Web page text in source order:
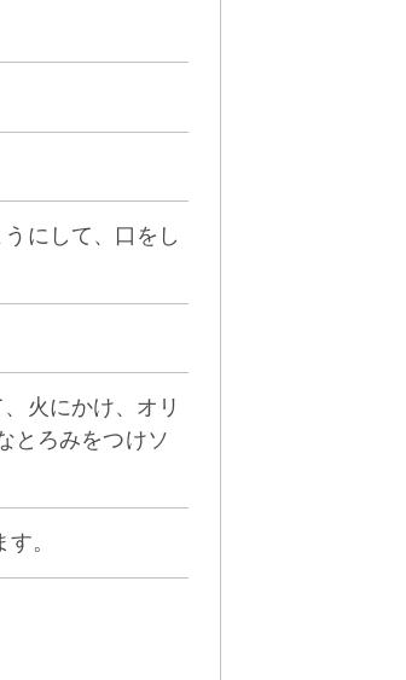
にして、口をし
火にかけ、オリ
とろみをつけソ
。